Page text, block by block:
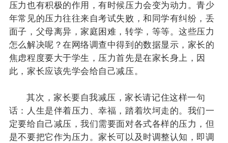
压力也有积极的作用，有时候压力会变为动力。青少
年常见的压力往往来自考试失败，和同学有纠纷，丢
面子，父母离异，家庭困难，转学，等等。这些压力
怎么解决呢？在网络调查中得到的数据显示，家长的
焦虑程度要大于学生，压力首先是在家长身上，因
此，家长应该先学会给自己减压。
其次，家长要自我减压，家长请记住这样一句
话：人生是伴着压力、幸福，踏着坎坷走的。我们一
定要给自己减压，我们需要面对各式各样的压力，但
是不要把它作为压力。家长可以及时调整认知，即调